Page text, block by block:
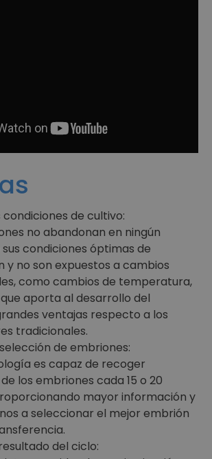
Cultivo ininterrumpido y
de los embriones.
condiciones de cultivo:
no abandonan en ningún
condiciones óptimas de
y no son expuestos a cambios
como cambios de temperatura,
que aporta al desarrollo del
ventajas respecto a los
tradicionales.
de embriones:
es capaz de recoger
los embriones cada 15 o 20
mayor información y
a seleccionar el mejor embrión
del ciclo: